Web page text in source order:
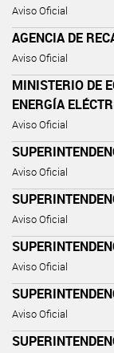
Aviso Oficial
AGENCIA DE
Aviso Oficial
MINISTERIO DE
ENERGÍA
Aviso Oficial
Aviso Oficial
Aviso Oficial
Aviso Oficial
Aviso Oficial